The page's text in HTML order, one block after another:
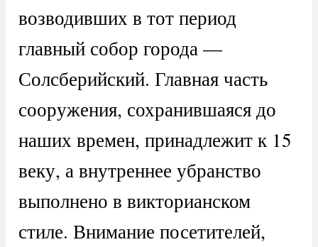
возводивших в тот период
главный собор города —
Солсберийский. Главная часть
сооружения, сохранившаяся до
наших времен, принадлежит к 15
веку, а внутреннее убранство
выполнено в викторианском
стиле. Внимание посетителей,